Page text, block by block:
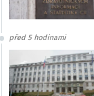
před 5 hodinami